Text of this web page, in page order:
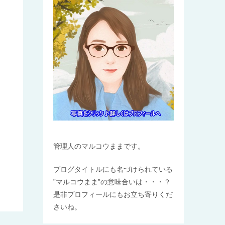
管理人のマルコウままです。
ブログタイトルにも名づけられている
”マルコウまま”の意味合いは・・・？
是非プロフィールにもお立ち寄りくだ
さいね。